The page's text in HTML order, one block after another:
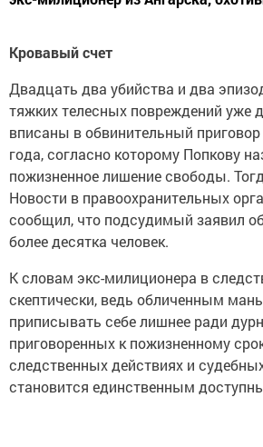
Кровавый счет
Двадцать два убийства и два
тяжких телесных повреждений уже
вписаны в обвинительный
года, согласно которому Попкову
пожизненное лишение свободы.
Новости в правоохранительных
сообщил, что подсудимый заявил
более десятка человек.
К словам экс-милиционера в
скептически, ведь обличенным
приписывать себе лишнее ради
приговоренных к пожизненному
следственных действиях и
становится единственным